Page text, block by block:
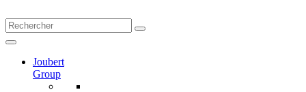
Joubert
Group